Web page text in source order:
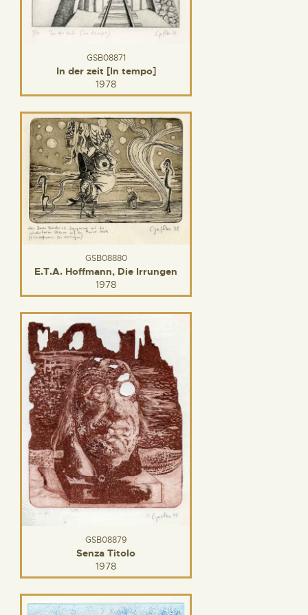
GSB08871
In der zeit [In tempo]
1978
GSB08880
E.T.A. Hoffmann, Die Irrungen
1978
GSB08879
Senza Titolo
1978